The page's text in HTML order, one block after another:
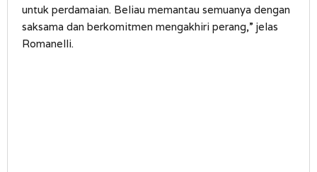
untuk perdamaian. Beliau memantau semuanya dengan
saksama dan berkomitmen mengakhiri perang,” jelas
Romanelli.